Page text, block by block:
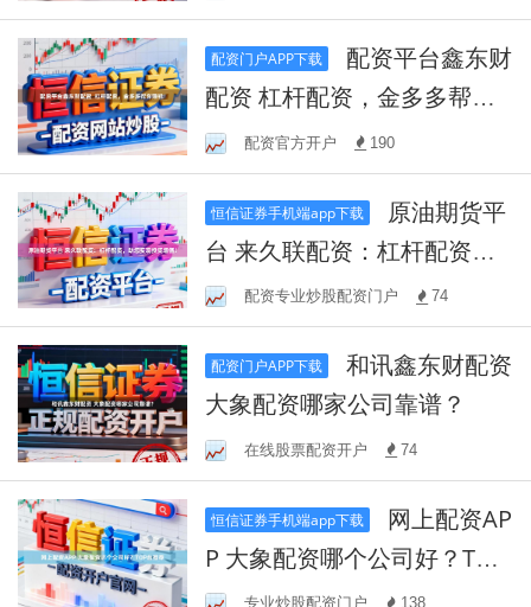
配资门户APP下载
配资 杠杆配资，金多多帮你
赚钱!配资官方开户 190
恒信证券手机端app下载
台 来久联配资：杠杆配资，
助您实现投资增值！
配资专业炒股配资门户 74
配资门户APP下载
和讯鑫东财配资
大象配资哪家公司靠谱？
在线股票配资开户 74
恒信证券手机端app下载
P 大象配资哪个公司好？TOP
台推荐专业炒股配资门户 138